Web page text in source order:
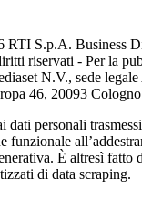
RTI S.p.A. Business
riservati - Per la
N.V., sede legale
46, 20093
dati personali
funzionale
È altresì fatto
di data scraping.